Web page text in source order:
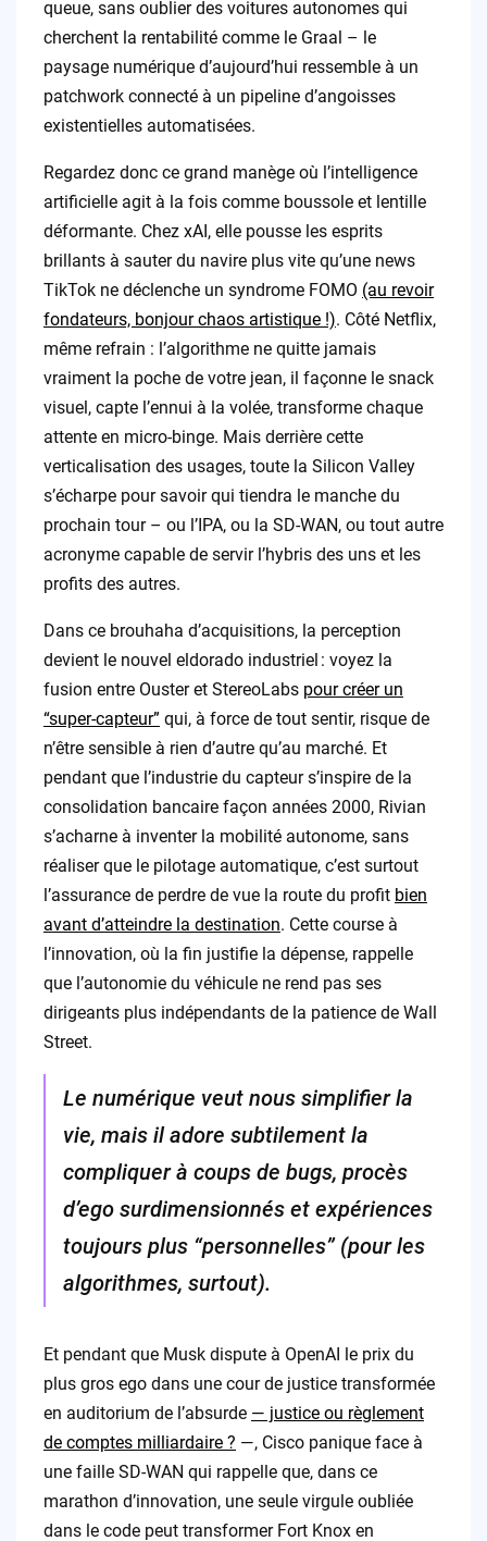
queue, sans oublier des voitures autonomes qui
cherchent la rentabilité comme le Graal – le
paysage numérique d’aujourd’hui ressemble à un
patchwork connecté à un pipeline d’angoisses
existentielles automatisées.
Regardez donc ce grand manège où l’intelligence
artificielle agit à la fois comme boussole et lentille
déformante. Chez xAI, elle pousse les esprits
brillants à sauter du navire plus vite qu’une news
TikTok ne déclenche un syndrome FOMO (au revoir
fondateurs, bonjour chaos artistique !). Côté Netflix,
même refrain : l’algorithme ne quitte jamais
vraiment la poche de votre jean, il façonne le snack
visuel, capte l’ennui à la volée, transforme chaque
attente en micro-binge. Mais derrière cette
verticalisation des usages, toute la Silicon Valley
s’écharpe pour savoir qui tiendra le manche du
prochain tour – ou l’IPA, ou la SD-WAN, ou tout autre
acronyme capable de servir l’hybris des uns et les
profits des autres.
Dans ce brouhaha d’acquisitions, la perception
devient le nouvel eldorado industriel : voyez la
fusion entre Ouster et StereoLabs pour créer un
“super-capteur” qui, à force de tout sentir, risque de
n’être sensible à rien d’autre qu’au marché. Et
pendant que l’industrie du capteur s’inspire de la
consolidation bancaire façon années 2000, Rivian
s’acharne à inventer la mobilité autonome, sans
réaliser que le pilotage automatique, c’est surtout
l’assurance de perdre de vue la route du profit bien
avant d’atteindre la destination. Cette course à
l’innovation, où la fin justifie la dépense, rappelle
que l’autonomie du véhicule ne rend pas ses
dirigeants plus indépendants de la patience de Wall
Street.
Le numérique veut nous simplifier la
vie, mais il adore subtilement la
compliquer à coups de bugs, procès
d’ego surdimensionnés et expériences
toujours plus “personnelles” (pour les
algorithmes, surtout).
Et pendant que Musk dispute à OpenAI le prix du
plus gros ego dans une cour de justice transformée
en auditorium de l’absurde — justice ou règlement
de comptes milliardaire ? —, Cisco panique face à
une faille SD-WAN qui rappelle que, dans ce
marathon d’innovation, une seule virgule oubliée
dans le code peut transformer Fort Knox en